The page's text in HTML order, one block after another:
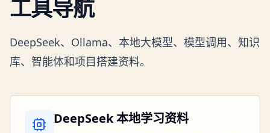
工具导航
DeepSeek、Ollama、本地大模型、模型调用、知识
库、智能体和项目搭建资料。
DeepSeek 本地学习资料